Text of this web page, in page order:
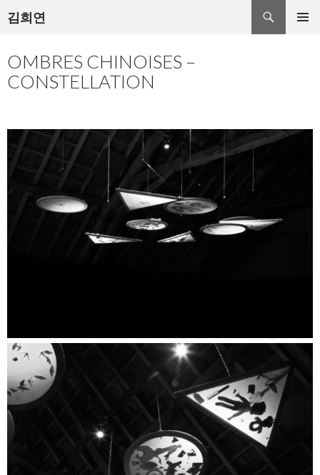
김희연
색
츠
로
건
OMBRES CHINOISES –
CONSTELLATION